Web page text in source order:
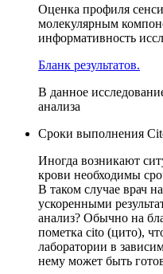
Оценка профиля
молекулярным
информативность
Бланк результатов.
В данное
анализа
Сроки выполнения
Иногда возникают
крови необходимы
В таком случае врач
ускоренными
анализ? Обычно на
пометка cito (цито),
лаборатории в
нему может быть